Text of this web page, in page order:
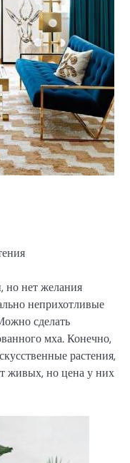
но нет желания
неприхотливые
сделать
мха. Конечно,
растения,
живых, но цена у них